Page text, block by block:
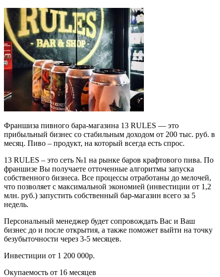
Франшиза пивного бара-магазина 13 RULES — это
прибыльный бизнес со стабильным доходом от 200 тыс. руб. в
месяц. Пиво – продукт, на который всегда есть спрос.
13 RULES – это сеть №1 на рынке баров крафтового пива. По
франшизе Вы получаете отточенные алгоритмы запуска
собственного бизнеса. Все процессы отработаны до мелочей,
что позволяет с максимальной экономией (инвестиции от 1,2
млн. руб.) запустить собственный бар-магазин всего за 5
недель.
Персональный менеджер будет сопровождать Вас и Ваш
бизнес до и после открытия, а также поможет выйти на точку
безубыточности через 3-5 месяцев.
Инвестиции от 1 200 000р.
Окупаемость от 16 месяцев